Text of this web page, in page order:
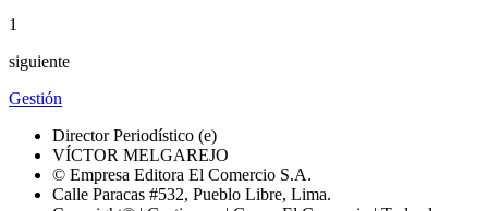
1
siguiente
Gestión
Director Periodístico (e)
VÍCTOR MELGAREJO
© Empresa Editora El Comercio S.A.
Calle Paracas #532, Pueblo Libre, Lima.